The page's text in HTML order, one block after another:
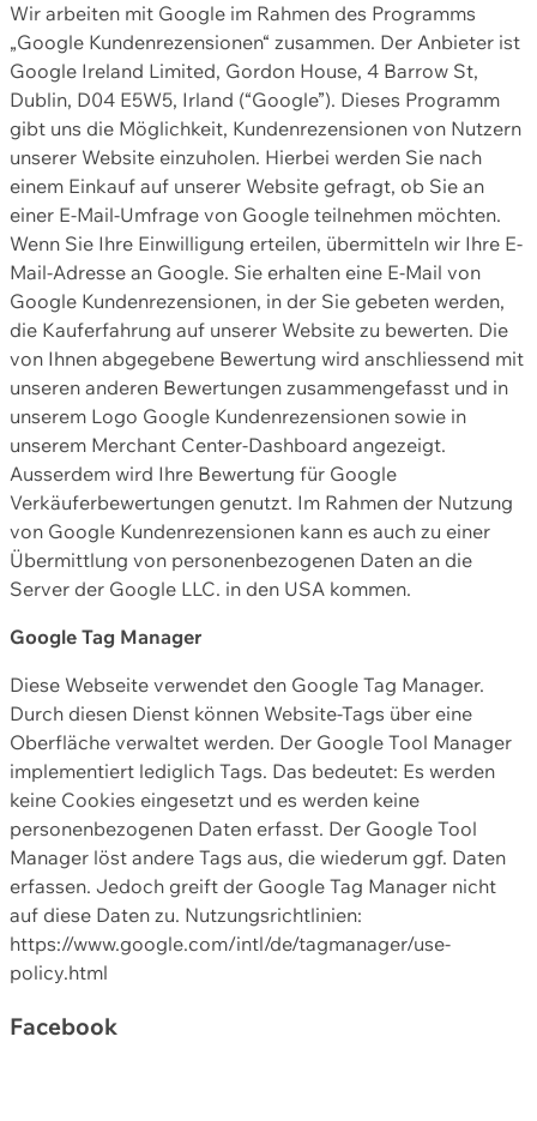
Wir arbeiten mit Google im Rahmen des Programms
„Google Kundenrezensionen“ zusammen. Der Anbieter ist
Google Ireland Limited, Gordon House, 4 Barrow St,
Dublin, D04 E5W5, Irland (“Google”). Dieses Programm
gibt uns die Möglichkeit, Kundenrezensionen von Nutzern
unserer Website einzuholen. Hierbei werden Sie nach
einem Einkauf auf unserer Website gefragt, ob Sie an
einer E-Mail-Umfrage von Google teilnehmen möchten.
Wenn Sie Ihre Einwilligung erteilen, übermitteln wir Ihre E-
Mail-Adresse an Google. Sie erhalten eine E-Mail von
Google Kundenrezensionen, in der Sie gebeten werden,
die Kauferfahrung auf unserer Website zu bewerten. Die
von Ihnen abgegebene Bewertung wird anschliessend mit
unseren anderen Bewertungen zusammengefasst und in
unserem Logo Google Kundenrezensionen sowie in
unserem Merchant Center-Dashboard angezeigt.
Ausserdem wird Ihre Bewertung für Google
Verkäuferbewertungen genutzt. Im Rahmen der Nutzung
von Google Kundenrezensionen kann es auch zu einer
Übermittlung von personenbezogenen Daten an die
Server der Google LLC. in den USA kommen.
Google Tag Manager
Diese Webseite verwendet den Google Tag Manager.
Durch diesen Dienst können Website-Tags über eine
Oberfläche verwaltet werden. Der Google Tool Manager
implementiert lediglich Tags. Das bedeutet: Es werden
keine Cookies eingesetzt und es werden keine
personenbezogenen Daten erfasst. Der Google Tool
Manager löst andere Tags aus, die wiederum ggf. Daten
erfassen. Jedoch greift der Google Tag Manager nicht
auf diese Daten zu. Nutzungsrichtlinien:
https://www.google.com/intl/de/tagmanager/use-
policy.html
Facebook